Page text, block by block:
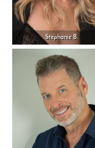
Stephanie B.